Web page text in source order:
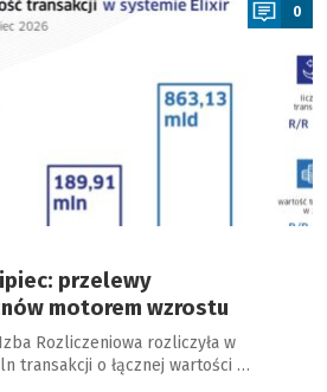
0
przelewy
motorem wzrostu
Rozliczeniowa rozliczyła w
transakcji o łącznej wartości …